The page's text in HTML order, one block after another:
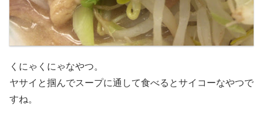
くにゃくにゃなやつ。
ヤサイと掴んでスープに通して食べるとサイコーなやつで
すね。